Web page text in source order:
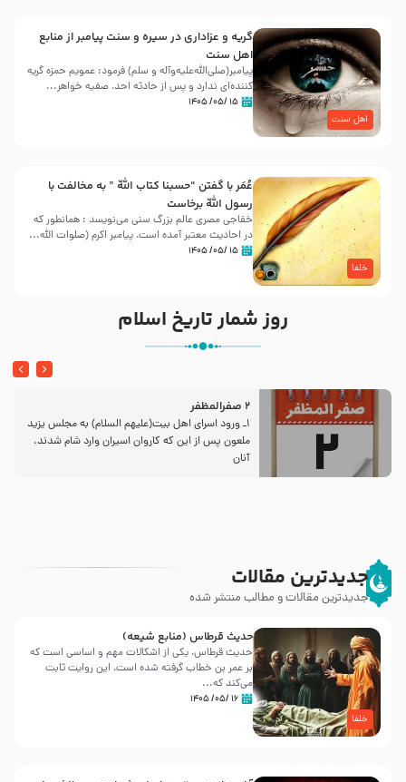
اهل سنت
گریه و عزاداری در سیره و سنت پیامبر از منابع
اهل سنت
پیامبر(صلی‌الله‌علیه‌وآله و سلم) فرمود: عمویم حمزه گریه
کننده‌ای ندارد و پس از حادثه احد، صفیه خواهر...
۱۵ /۰۵/ ۱۴۰۵
خلفا
عُمَر با گفتن “حسبنا كتاب اللّه ” به مخالفت با
رسول اللّه برخاست
خفاجی مصری عالم بزرگ سنی می‌نویسد : همانطور که
در احادیث معتبر آمده است، پیامبر اکرم (صلوات اللّه...
۱۵ /۰۵/ ۱۴۰۵
روز شمار تاریخ اسلام
2 صفرالمظفر
1ـ ورود اسراى اهل بیت‌(علیهم السلام) به مجلس یزید
ملعون پس از این كه كاروان اسیران وارد شام شدند،
آنان
جدیدترین مقالات
جدیدترین مقالات و مطالب منتشر شده
خلفا
حدیث قرطاس (منابع شیعه)
حدیث قرطاس، یکی از اشکالات مهم و اساسی است که
بر عمر بن خطاب گرفته شده است، این روایت ثابت
می‌کند که...
۱۶ /۰۵/ ۱۴۰۵